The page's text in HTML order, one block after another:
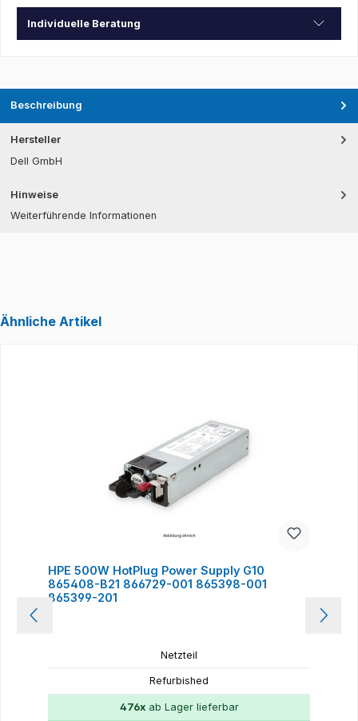
Individuelle Beratung
Beschreibung
Hersteller
Dell GmbH
Hinweise
Weiterführende Informationen
Ähnliche Artikel
HPE 500W HotPlug Power Supply G10
865408-B21 866729-001 865398-001
865399-201
Netzteil
Refurbished
476xab Lager lieferbar